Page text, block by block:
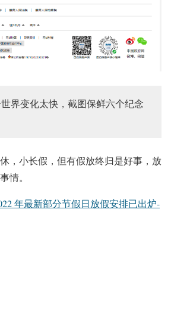
界变化太快，截图保鲜六个纪念
，小长假，但有假放终归是好事，放
情。
年最新部分节假日放假安排已出炉-